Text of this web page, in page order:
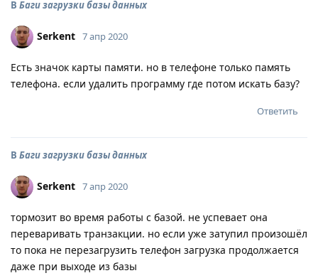
В Баги загрузки базы данных
Serkent 7 апр 2020
Есть значок карты памяти. но в телефоне только память
телефона. если удалить программу где потом искать базу?
Ответить
В Баги загрузки базы данных
Serkent 7 апр 2020
тормозит во время работы с базой. не успевает она
переваривать транзакции. но если уже затупил произошёл
то пока не перезагрузить телефон загрузка продолжается
даже при выходе из базы